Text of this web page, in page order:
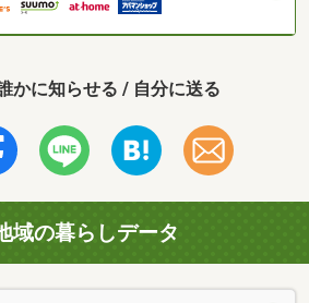
かに知らせる / 自分に送る
域の暮らしデータ